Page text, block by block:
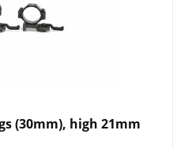
(30mm), high 21mm